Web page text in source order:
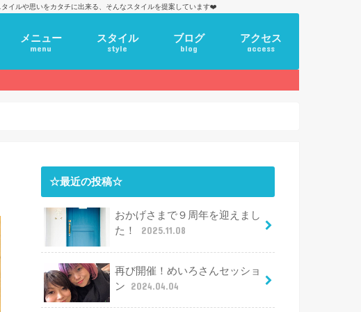
イルや思いをカタチに出来る、そんなスタイルを提案しています❤️
メニュー
menu
スタイル
style
ブログ
blog
アクセス
access
☆最近の投稿☆
おかげさまで９周年を迎えまし
た！
2025.11.08
再び開催！めいろさんセッショ
ン
2024.04.04